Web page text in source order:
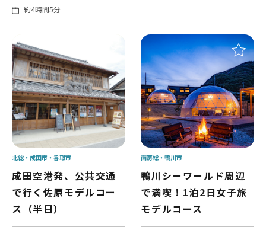
約4時間5分
成田空港発、公共交通
で行く佐原モデルコー
ス（半日）
北総 成田市 香取市
鴨川シーワールド周辺
で満喫！1泊2日女子旅
モデルコース
南房総 鴨川市